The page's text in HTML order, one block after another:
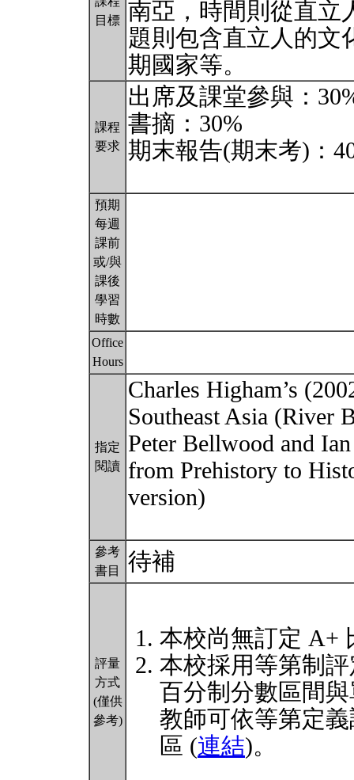
目標 南亞，時間則從直立
題則包含直立人的文
期國家等。
課程
要求
出席及課堂參與：
書摘：30%
期末報告(期末考)：
預期
每週
課前
或/與
課後
學習
時數
Office
Hours
指定
閱讀
Charles Higham’s
Southeast Asia (River
Peter Bellwood and
from Prehistory to
version)
參考
書目
待補
評量
方式
(僅供
參考)
本校尚無訂定 A+
本校採用等第制
百分制分數區間
教師可依等第定
區 (連結)。